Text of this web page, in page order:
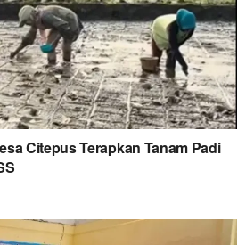
Citepus Terapkan Tanam Padi